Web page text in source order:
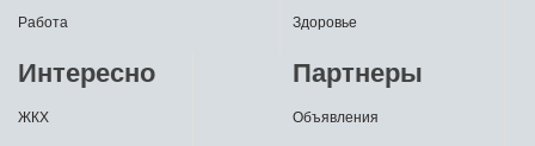
Работа Здоровье
Интересно
ЖКХ
Партнеры
Объявления